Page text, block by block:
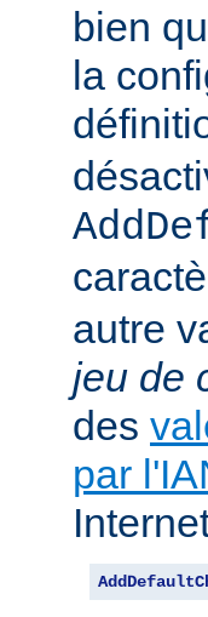
bien
la
autre
jeu de
des
par